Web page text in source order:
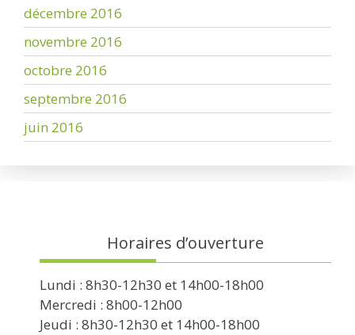
décembre 2016
novembre 2016
octobre 2016
septembre 2016
juin 2016
Horaires d’ouverture
Lundi : 8h30-12h30 et 14h00-18h00
Mercredi : 8h00-12h00
Jeudi : 8h30-12h30 et 14h00-18h00